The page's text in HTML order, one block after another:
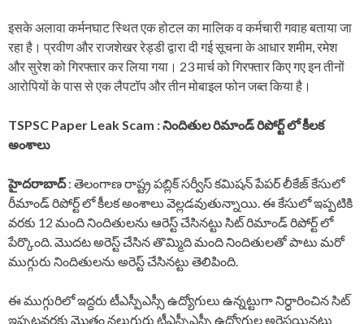
इसके अलावा कर्मनघाट स्थित एक होटल का मालिक व कर्मचारी गवाह बताया जा
रहा है। प्रवीण और राजशेखर रेड्डी द्वारा दी गई सूचना के आधार शमीम, रमेश
और सुरेश को गिरफ्तार कर लिया गया। 23 मार्च को गिरफ्तार किए गए इन तीनों
आरोपियों के पास से एक लैपटॉप और तीन मोबाइल फोन जब्त किया है।
TSPSC Paper Leak Scam : నిందితుల రిమాండ్ రిపోర్ట్ లో కీలక
అంశాలు
హైదరాబాద్: తెలంగాణ రాష్ట్ర పబ్లిక్ సర్వీస్ కమిషన్ పేపర్ లీకేజ్ కేసులో
రీమాండ్ రిపోర్ట్ లో కీలక అంశాలు వెల్లడవుతున్నాయి. ఈ కేసులో ఇప్పటికి
వరకు 12 మంది నిందితులను ఆరెస్ట్ చేసినట్టు సిట్ రిమాండ్ రిపోర్ట్ లో
పేర్కొంది. మొదట అరెస్ట్ చేసిన తొమ్మిది మంది నిందితులతో పాటు మరో
ముగ్గురు నిందితులను అరెస్ట్ చేసినట్టు తెలిపింది.
ఈ ముగ్గురిలో ఇద్దరు టీఎస్పీఎస్సీ ఉద్యోగులు ఉన్నట్టుగా నిర్ధారించిన సిట్
ఇప్పటవరకు మొత్తం నలుగురు టీఎస్పీఎస్సీ ఉద్యోగుల అరెస్టయినట్టు